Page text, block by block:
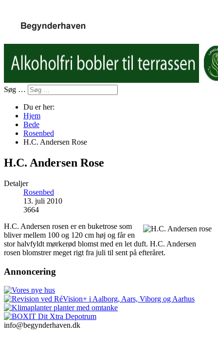
Søg …
Du er her:
Hjem
Bede
Rosenbed
H.C. Andersen Rose
H.C. Andersen Rose
Detaljer
Rosenbed
13. juli 2010
3664
H.C. Andersen rosen er en buketrose som
bliver mellem 100 og 120 cm høj og får en
stor halvfyldt mørkerød blomst med en let duft. H.C. Andersen
rosen blomstrer meget rigt fra juli til sent på efteråret.
Annoncering
info@begynderhaven.dk